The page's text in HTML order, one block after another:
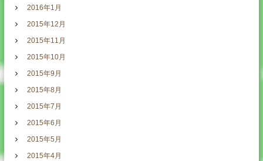
2016年1月
2015年12月
2015年11月
2015年10月
2015年9月
2015年8月
2015年7月
2015年6月
2015年5月
2015年4月